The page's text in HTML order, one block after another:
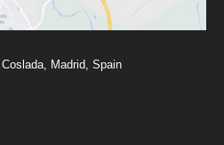
Madrid, Spain